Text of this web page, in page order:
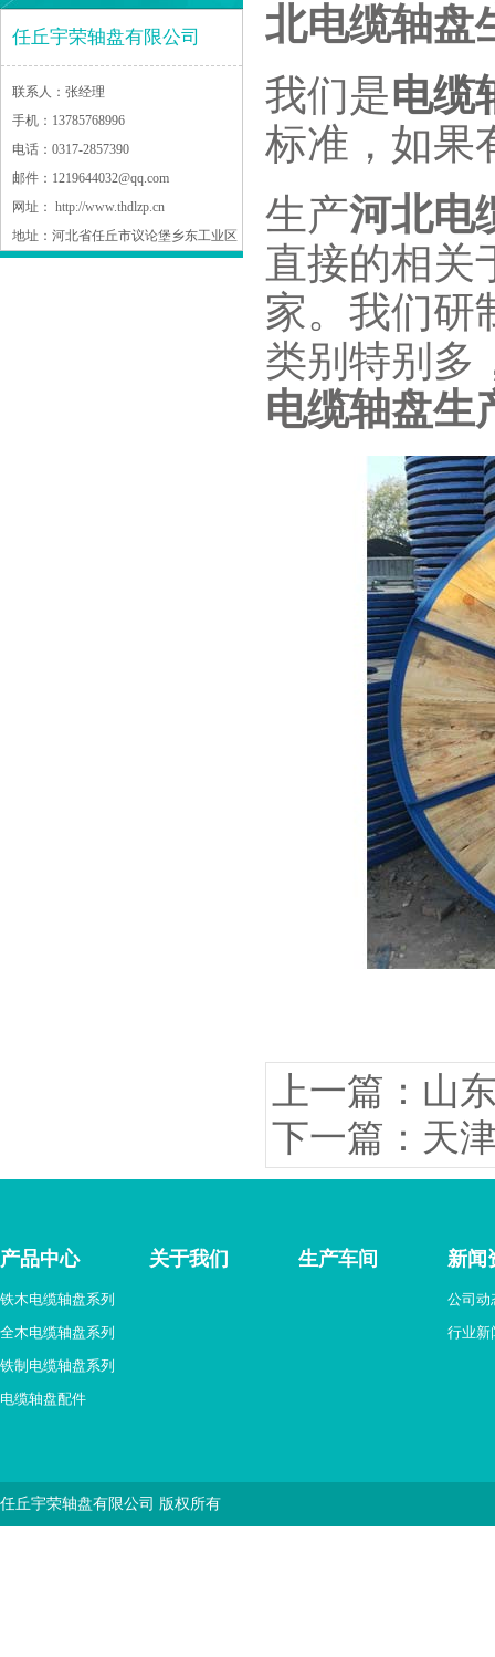
任丘宇荣轴盘有限公司
联系人： 张经理
手机： 13785768996
电话： 0317-2857390
邮件： 1219644032@qq.com
网址： http://www.thdlzp.cn
地址： 河北省任丘市议论堡乡东工业区
北电缆轴盘
我们是电缆
标准，如果
生产河北电
直接的相关
家。我们研
类别特别多
电缆轴盘生
上一篇：山
下一篇：天
产品中心
铁木电缆轴盘系列
全木电缆轴盘系列
铁制电缆轴盘系列
电缆轴盘配件
关于我们 生产车间 新闻
公司动
行业新
任丘宇荣轴盘有限公司 版权所有